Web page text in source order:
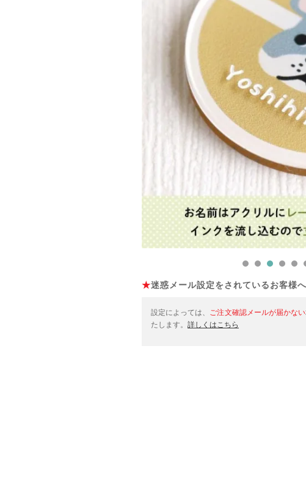
★迷惑メール設定をされているお客様へ
設定によっては、 ご注文確認メールが届かない
たします。 詳しくはこちら